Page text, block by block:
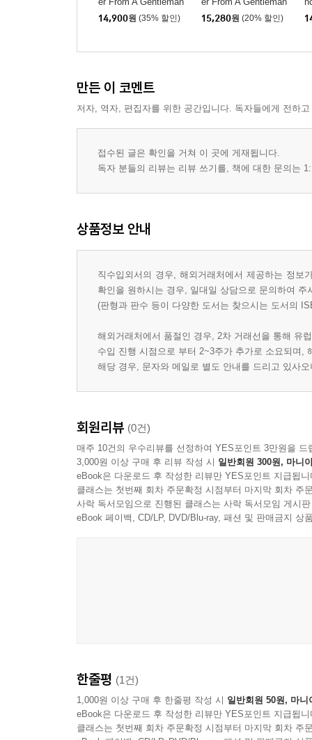
(영국판)
14,900원 (35% 할인)
(미국판)
15,280원 (20% 할인)
만든 이 코멘트
저자, 역자, 편집자를 위한 공간입니다. 독자들에게 전하
접수된 글은 확인을 거쳐 이 곳에 게재됩니다.
독자 분들의 리뷰는 리뷰 쓰기를, 책에 대한 문의는
상품정보 안내
직수입외서의 경우, 해외거래처에서 제공하는 정
확인을 원하시는 경우, 일대일 상담으로 문의하여 주
(판형과 판수 등이 다양한 도서는 찾으시는 도서의
해외거래처에서 품절인 경우, 2차 거래선을 통해 유
수입 진행 시점으로 부터 2~3주가 추가로 소요되며,
해당 경우, 문자와 메일로 별도 안내를 드리고 있사
회원리뷰 (0건)
매주 10건의 우수리뷰를 선정하여 YES포인트 3만원을 드
3,000원 이상 구매 후 리뷰 작성 시 일반회원 300원, 마니
eBook은 다운로드 후 작성한 리뷰만 YES포인트 지급됩니
클래스는 첫번째 회차 주문확정 시점부터 마지막 회차 주
사락 독서모임으로 진행된 클래스는 사락 독서모임 게시
eBook 페이백, CD/LP, DVD/Blu-ray, 패션 및 판매금지 상
한줄평 (1건)
1,000원 이상 구매 후 한줄평 작성 시 일반회원 50원, 마니
eBook은 다운로드 후 작성한 리뷰만 YES포인트 지급됩니
클래스는 첫번째 회차 주문확정 시점부터 마지막 회차 주